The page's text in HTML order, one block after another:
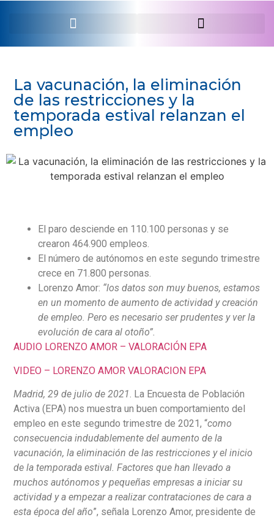
La vacunación, la eliminación
de las restricciones y la
temporada estival relanzan el
empleo
El paro desciende en 110.100 personas y se
crearon 464.900 empleos.
El número de autónomos en este segundo trimestre
crece en 71.800 personas.
Lorenzo Amor: “los datos son muy buenos, estamos
en un momento de aumento de actividad y creación
de empleo. Pero es necesario ser prudentes y ver la
evolución de cara al otoño”.
AUDIO LORENZO AMOR – VALORACIÓN EPA
VIDEO – LORENZO AMOR VALORACION EPA
Madrid, 29 de julio de 2021. La Encuesta de Población
Activa (EPA) nos muestra un buen comportamiento del
empleo en este segundo trimestre de 2021, “como
consecuencia indudablemente del aumento de la
vacunación, la eliminación de las restricciones y el inicio
de la temporada estival. Factores que han llevado a
muchos autónomos y pequeñas empresas a iniciar su
actividad y a empezar a realizar contrataciones de cara a
esta época del año”, señala Lorenzo Amor, presidente de